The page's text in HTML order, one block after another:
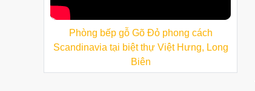
Phòng bếp gỗ Gõ Đỏ phong cách
Scandinavia tại biệt thự Việt Hưng, Long
Biên